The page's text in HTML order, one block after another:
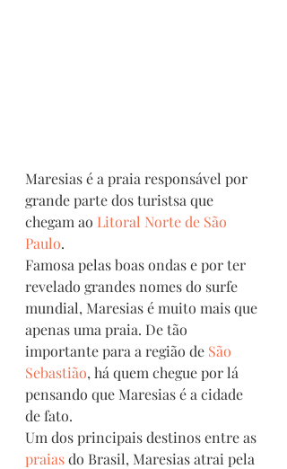
Maresias é a praia responsável por
grande parte dos turistsa que
chegam ao Litoral Norte de São
Paulo.
Famosa pelas boas ondas e por ter
revelado grandes nomes do surfe
mundial, Maresias é muito mais que
apenas uma praia. De tão
importante para a região de São
Sebastião, há quem chegue por lá
pensando que Maresias é a cidade
de fato.
Um dos principais destinos entre as
praias do Brasil, Maresias atrai pela